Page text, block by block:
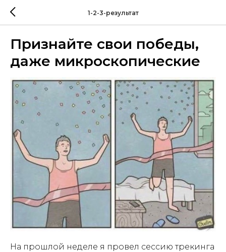
1-2-3-результат
Признайте свои победы,
даже микроскопические
На прошлой неделе я провел сессию трекинга